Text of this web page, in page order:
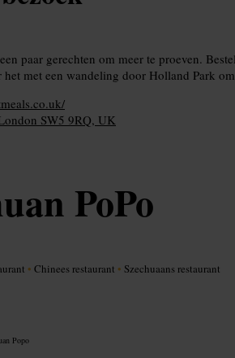
paar gerechten om meer te proeven.
met een wandeling door Holland Park
SW5 9RQ, UK
PoPo
• Chinees restaurant • Szechuaans restaurant
Popo